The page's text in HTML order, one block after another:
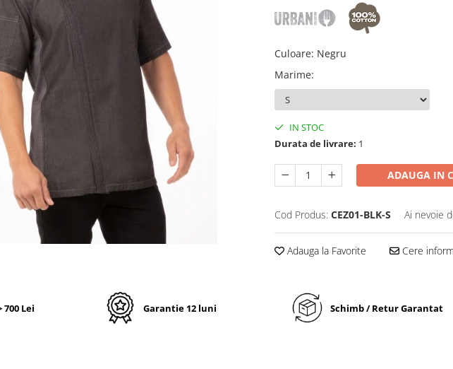
Culoare: Negru
Marime:
IN STOC
Durata de livrare: 1
ADAUGA IN
Cod Produs: CEZ01-BLK-S Ai nevoie
Adauga la Favorite Cere
Lei Garantie 12 luni Schimb / Retur Garantat